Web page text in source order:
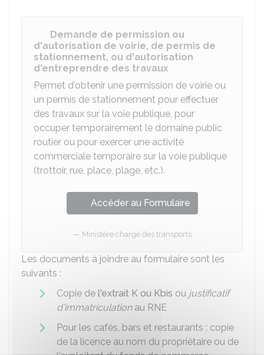
Demande de permission ou
d'autorisation de voirie, de permis de
stationnement, ou d'autorisation
d'entreprendre des travaux
Permet d'obtenir une permission de voirie ou
un permis de stationnement pour effectuer
des travaux sur la voie publique, pour
occuper temporairement le domaine public
routier ou pour exercer une activité
commerciale temporaire sur la voie publique
(trottoir, rue, place, plage, etc.).
Accéder au Formulaire
Ministère chargé des transports
Les documents à joindre au formulaire sont les
suivants :
Copie de l'extrait K ou Kbis ou justificatif
d'immatriculationau RNE
Pour les cafés, bars et restaurants : copie
de la licence au nom du propriétaire ou de